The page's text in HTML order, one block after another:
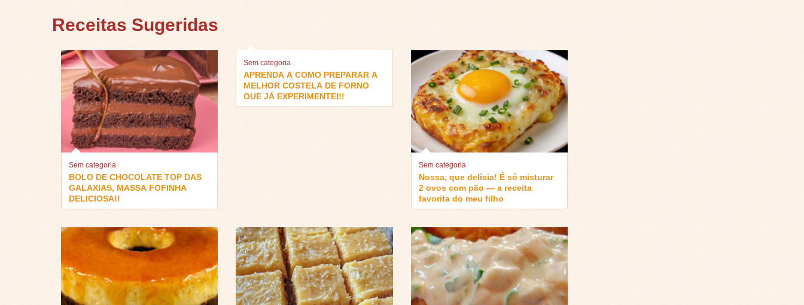
Receitas Sugeridas
Sem categoria
BOLO DE CHOCOLATE TOP DAS
GALAXIAS, MASSA FOFINHA
DELICIOSA!!
Sem categoria
APRENDA A COMO PREPARAR A
MELHOR COSTELA DE FORNO
QUE JÁ EXPERIMENTEI!!
Sem categoria
Nossa, que delícia! É só misturar
2 ovos com pão — a receita
favorita do meu filho